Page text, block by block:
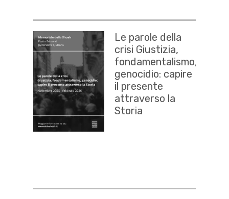
Le parole della
crisi Giustizia,
fondamentalismo,
genocidio: capire
il presente
attraverso la
Storia